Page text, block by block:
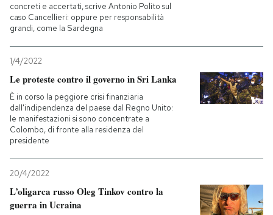
concreti e accertati, scrive Antonio Polito sul
caso Cancellieri: oppure per responsabilità
grandi, come la Sardegna
1/4/2022
Le proteste contro il governo in Sri Lanka
È in corso la peggiore crisi finanziaria
dall'indipendenza del paese dal Regno Unito:
le manifestazioni si sono concentrate a
Colombo, di fronte alla residenza del
presidente
20/4/2022
L’oligarca russo Oleg Tinkov contro la
guerra in Ucraina